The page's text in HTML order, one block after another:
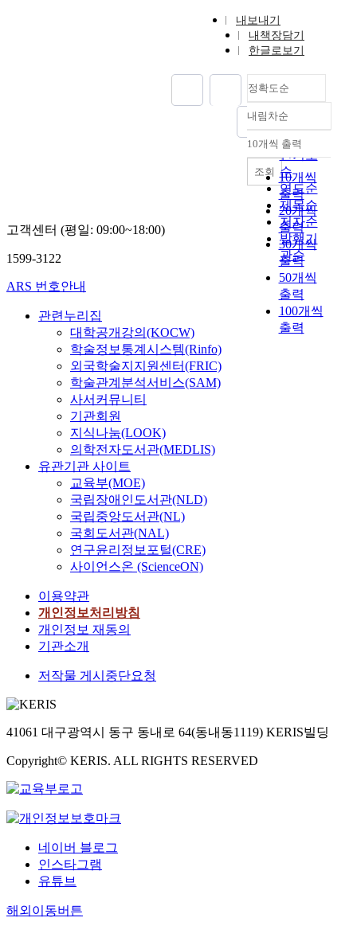
내보내기
내책장담기
한글로보기
정확도순
정확도
순
인기도
순
연도순
제목순
저자순
발행기
관순
내림차순
내림차순
10개씩 출력
10개씩
출력
20개씩
출력
30개씩
출력
50개씩
출력
100개씩
출력
조회
고객센터 (평일: 09:00~18:00)
1599-3122
ARS 번호안내
관련누리집
대학공개강의(KOCW)
학술정보통계시스템(Rinfo)
외국학술지지원센터(FRIC)
학술관계분석서비스(SAM)
사서커뮤니티
기관회원
지식나눔(LOOK)
의학전자도서관(MEDLIS)
유관기관 사이트
교육부(MOE)
국립장애인도서관(NLD)
국립중앙도서관(NL)
국회도서관(NAL)
연구윤리정보포털(CRE)
사이언스온 (ScienceON)
이용약관
개인정보처리방침
개인정보 재동의
기관소개
저작물 게시중단요청
41061 대구광역시 동구 동내로 64(동내동1119) KERIS빌딩
Copyright© KERIS. ALL RIGHTS RESERVED
네이버 블로그
인스타그램
유튜브
해외이동버튼